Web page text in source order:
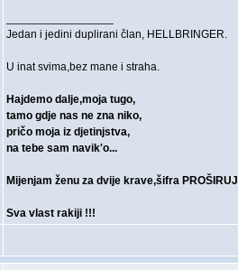
Jedan i jedini duplirani član, HELLBRINGER.
U inat svima,bez mane i straha.
Hajdemo dalje,moja tugo,
tamo gdje nas ne zna niko,
pričo moja iz djetinjstva,
na tebe sam navik'o...
Mijenjam ženu za dvije krave,šifra
Sva vlast rakiji !!!